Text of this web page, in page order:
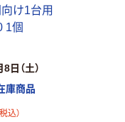
向け1台用
1個
日（土）
庫商品
税込）